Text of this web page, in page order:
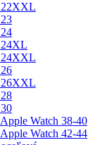
22XXL
24XL
24XXL
26XXL
Watch 38-40
Watch 42-44